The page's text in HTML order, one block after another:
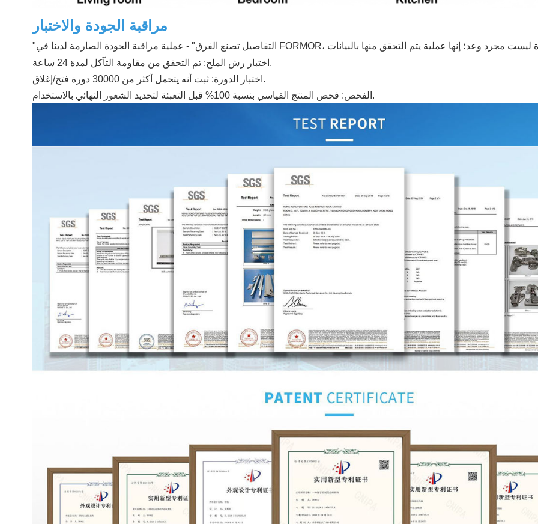
مراقبة الجودة والاختبار
اختبار رش الملح: تم التحقق من مقاومة التآكل لمدة 24 ساعة.
اختبار الدورة: ثبت أنه يتحمل أكثر من 30000 دورة فتح/إغلاق.
الفحص: فحص المنتج القياسي بنسبة 100% قبل التعبئة لتحديد الشعور النهائي بالاستخدام.